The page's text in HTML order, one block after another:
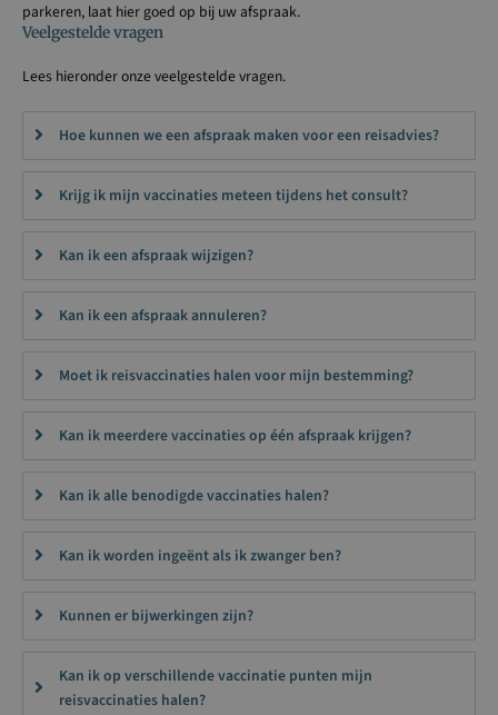
parkeren, laat hier goed op bij uw afspraak.
Veelgestelde vragen
Lees hieronder onze veelgestelde vragen.
Hoe kunnen we een afspraak maken voor een reisadvies?
Krijg ik mijn vaccinaties meteen tijdens het consult?
Kan ik een afspraak wijzigen?
Kan ik een afspraak annuleren?
Moet ik reisvaccinaties halen voor mijn bestemming?
Kan ik meerdere vaccinaties op één afspraak krijgen?
Kan ik alle benodigde vaccinaties halen?
Kan ik worden ingeënt als ik zwanger ben?
Kunnen er bijwerkingen zijn?
Kan ik op verschillende vaccinatie punten mijn
reisvaccinaties halen?